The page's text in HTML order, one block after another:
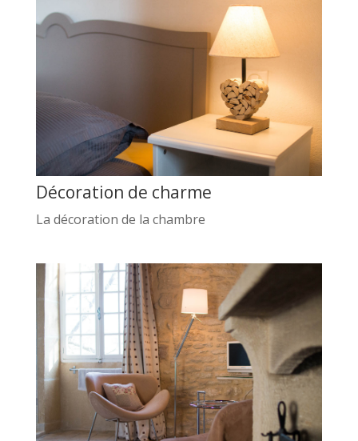
Décoration de charme
La décoration de la chambre